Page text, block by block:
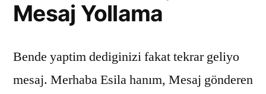
Mesaj Yollama
Bende yaptim dediginizi fakat tekrar geliyo
mesaj. Merhaba Esila hanım, Mesaj gönderen